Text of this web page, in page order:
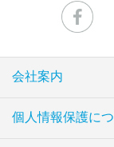
会社案内
個人情報保護に